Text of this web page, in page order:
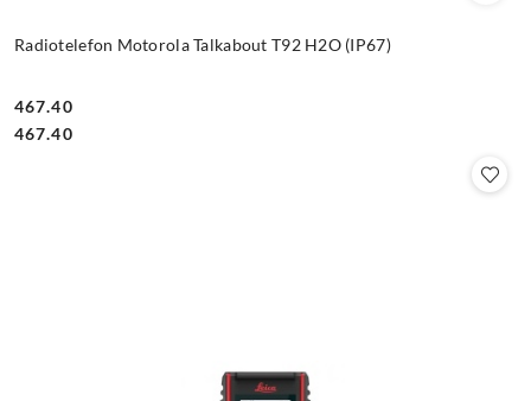
Radiotelefon Motorola Talkabout T92 H2O (IP67)
Cena:
467.40
Cena:
467.40